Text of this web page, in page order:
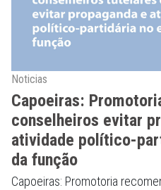
Noticias
Capoeiras:
conselheiros evitar
atividade político-
da função
Capoeiras: Promotoria